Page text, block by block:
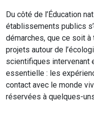
Du côté de l’Éducation
établissements publics
démarches, que ce soit
projets autour de
scientifiques intervenant
essentielle : les
contact avec le monde
réservées à quelques-